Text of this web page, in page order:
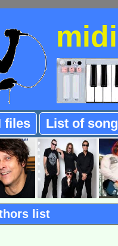
files List of
list